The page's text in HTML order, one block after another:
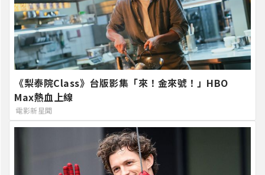
《梨泰院Class》台版影集「來！金來號！」HBO
Max熱血上線
電影新星聞